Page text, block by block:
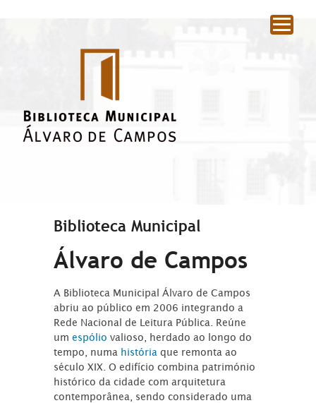
Biblioteca Municipal
Álvaro de Campos
A Biblioteca Municipal Álvaro de Campos
abriu ao público em 2006 integrando a
Rede Nacional de Leitura Pública. Reúne
umespóliovalioso, herdado ao longo do
tempo, numa história que remonta ao
século XIX. O edifício combina património
histórico da cidade com arquitetura
contemporânea, sendo considerado uma